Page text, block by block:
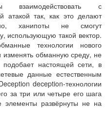
с
атакой так, как это делают
ханипоты не смогут
использующую такой вектор.
технологии нового
изменять обманную среду, не
настоящей сети, в
данные естественным
deception-технологии
за три или четыре его шага
развёрнуты не на